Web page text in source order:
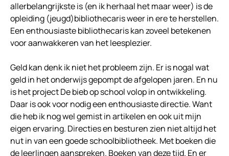
allerbelangrijkste is (en ik herhaal het maar weer) is de
opleiding (jeugd)bibliothecaris weer in ere te herstellen.
Een enthousiaste bibliothecaris kan zoveel betekenen
voor aanwakkeren van het leesplezier.
Geld kan denk ik niet het probleem zijn. Er is nogal wat
geld in het onderwijs gepompt de afgelopen jaren. En nu
is het project De bieb op school volop in ontwikkeling.
Daar is ook voor nodig een enthousiaste directie. Want
die heb ik nog wel gemist in artikelen en ook uit mijn
eigen ervaring. Directies en besturen zien niet altijd het
nut in van een goede schoolbibliotheek. Met boeken die
de leerlingen aanspreken. Boeken van deze tijd. En er